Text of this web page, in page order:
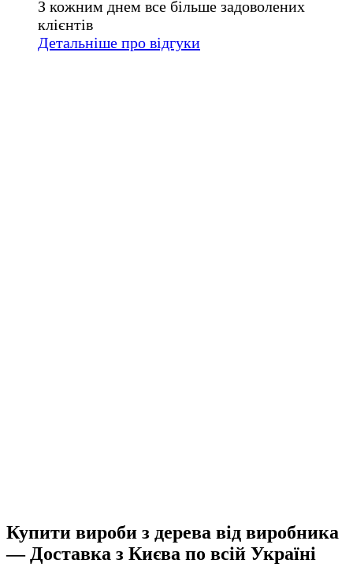
З кожним днем все більше задоволених
клієнтів
Детальніше про відгуки
Купити вироби з дерева від виробника
— Доставка з Києва по всій Україні